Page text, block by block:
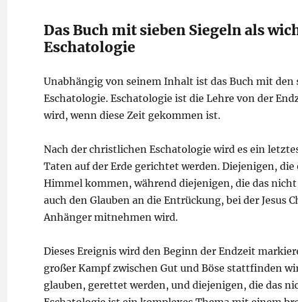
Das Buch mit sieben Siegeln als
Eschatologie
Unabhängig von seinem Inhalt ist das Buch mit
Eschatologie. Eschatologie ist die Lehre von der
wird, wenn diese Zeit gekommen ist.
Nach der christlichen Eschatologie wird es ein
Taten auf der Erde gerichtet werden. Diejenigen,
Himmel kommen, während diejenigen, die das
auch den Glauben an die Entrückung, bei der Jesus
Anhänger mitnehmen wird.
Dieses Ereignis wird den Beginn der Endzeit
großer Kampf zwischen Gut und Böse stattfinden
glauben, gerettet werden, und diejenigen, die das